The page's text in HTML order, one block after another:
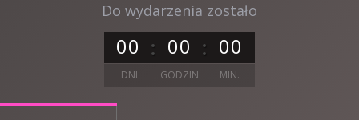
Do wydarzenia zostało
00 00 00
DNI GODZIN MIN.